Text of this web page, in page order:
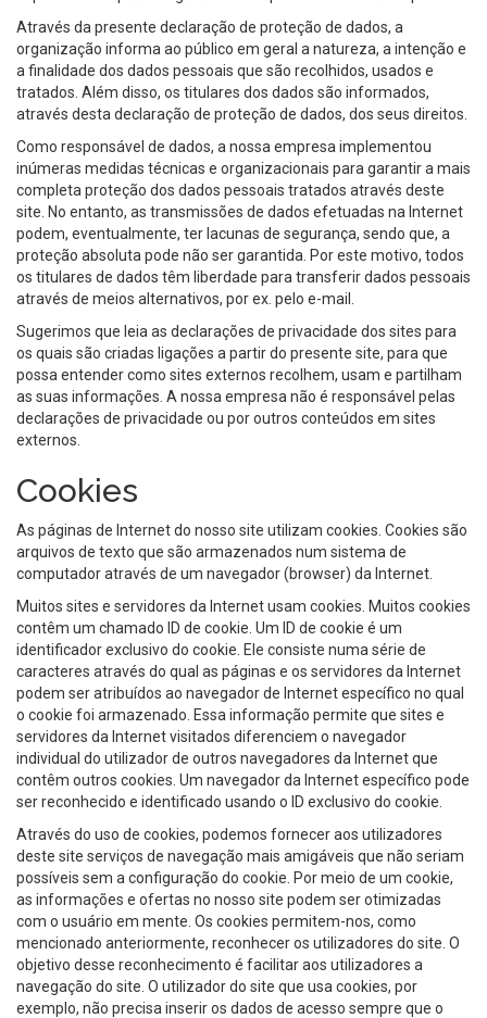
Através da presente declaração de proteção de dados, a
organização informa ao público em geral a natureza, a intenção e
a finalidade dos dados pessoais que são recolhidos, usados e
tratados. Além disso, os titulares dos dados são informados,
através desta declaração de proteção de dados, dos seus direitos.
Como responsável de dados, a nossa empresa implementou
inúmeras medidas técnicas e organizacionais para garantir a mais
completa proteção dos dados pessoais tratados através deste
site. No entanto, as transmissões de dados efetuadas na Internet
podem, eventualmente, ter lacunas de segurança, sendo que, a
proteção absoluta pode não ser garantida. Por este motivo, todos
os titulares de dados têm liberdade para transferir dados pessoais
através de meios alternativos, por ex. pelo e-mail.
Sugerimos que leia as declarações de privacidade dos sites para
os quais são criadas ligações a partir do presente site, para que
possa entender como sites externos recolhem, usam e partilham
as suas informações. A nossa empresa não é responsável pelas
declarações de privacidade ou por outros conteúdos em sites
externos.
Cookies
As páginas de Internet do nosso site utilizam cookies. Cookies são
arquivos de texto que são armazenados num sistema de
computador através de um navegador (browser) da Internet.
Muitos sites e servidores da Internet usam cookies. Muitos cookies
contêm um chamado ID de cookie. Um ID de cookie é um
identificador exclusivo do cookie. Ele consiste numa série de
caracteres através do qual as páginas e os servidores da Internet
podem ser atribuídos ao navegador de Internet específico no qual
o cookie foi armazenado. Essa informação permite que sites e
servidores da Internet visitados diferenciem o navegador
individual do utilizador de outros navegadores da Internet que
contêm outros cookies. Um navegador da Internet específico pode
ser reconhecido e identificado usando o ID exclusivo do cookie.
Através do uso de cookies, podemos fornecer aos utilizadores
deste site serviços de navegação mais amigáveis que não seriam
possíveis sem a configuração do cookie. Por meio de um cookie,
as informações e ofertas no nosso site podem ser otimizadas
com o usuário em mente. Os cookies permitem-nos, como
mencionado anteriormente, reconhecer os utilizadores do site. O
objetivo desse reconhecimento é facilitar aos utilizadores a
navegação do site. O utilizador do site que usa cookies, por
exemplo, não precisa inserir os dados de acesso sempre que o